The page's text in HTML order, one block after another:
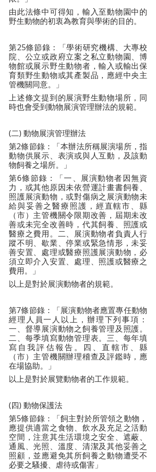
由此法條中可得知，輸入至動物園中的
野生動物的初衷為教育與學術的目的。
第25條節錄：「學術研究機構、大專校
院、公立或政府立案之私立動物園、博
物館或展示野生動物者，輸入或輸出保
育類野生動物或其產製品，應經中央主
管機關同意。」
上述條文提到的展演野生動物場所，同
時也會受到動物展演管理辦法的規範。
(二) 動物展演管理辦法
第2條節錄：「本辦法所稱展演場所，指
動物供展示、表演或與人互動，及該動
物飼養之場所。」
第6條節錄：「一、展演動物者因無資
力，或其他原因未依營運計畫書飼養、
照護展演動物，或對傷病之展演動物未
給與妥善之醫療照護，經直轄市、縣
（市）主管機關令限期改善，屆期未改
善或未完全改善時，代其飼養、照護或
醫療之費用。二、展演動物者負責人行
蹤不明、歇業、停業或緊急情形，未妥
善安置、處理或醫療照護展演動物，必
須立即介入安置、處理、照護或醫療之
費用。」
以上是對於展演動物者的規範。
第7條節錄：「展演動物者應置專任動物
經理人員一人以上，辦理下列事項：
一、督導展演動物之飼養管理及照護。
二、每季填寫動物管理表。三、每年填
寫自我評估報告。四、直轄市、縣
（市）主管機關辦理稽查及評鑑時，應
在場協助。」
以上是對於展覽動物者的工作規範。
(四) 動物保護法
第5條節錄：「飼主對於所管領之動物，
應提供適當之食物、飲水及充足之活動
空間，注意其生活環境之安全、遮蔽、
通風、光照、溫度、清潔及其他妥善之
照顧，並應避免其所飼養之動物遭受不
必要之騷擾、虐待或傷害」